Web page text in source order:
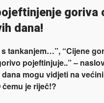
goriva
dana!
tankanjem…”, “Cijene
pojeftinjuje..” –
mogu vidjeti na
je riječ!?